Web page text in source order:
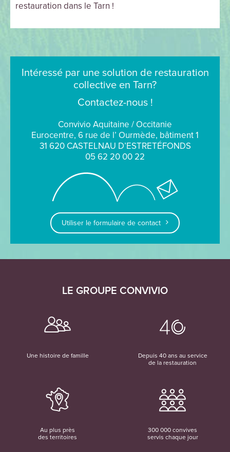
restauration dans le Tarn !
Intéressé par une solution de restauration
collective en Tarn?
Contactez-nous !
Convivio Aquitaine / Occitanie
Eurocentre, 6 rue de l’ Ourmède, bâtiment 1
31 620 CASTELNAU D’ESTRETÉFONDS
05 62 20 00 22
Utiliser le formulaire de contact
LE GROUPE CONVIVIO
Une histoire de famille
Depuis 40 ans au service
de la restauration
Au plus près
des territoires
300 000 convives
servis chaque jour